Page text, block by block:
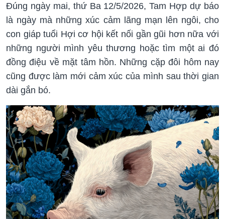
Đúng ngày mai, thứ Ba 12/5/2026, Tam Hợp dự báo
là ngày mà những xúc cảm lãng mạn lên ngôi, cho
con giáp tuổi Hợi cơ hội kết nối gần gũi hơn nữa với
những người mình yêu thương hoặc tìm một ai đó
đồng điệu về mặt tâm hồn. Những cặp đôi hôm nay
cũng được làm mới cảm xúc của mình sau thời gian
dài gắn bó.